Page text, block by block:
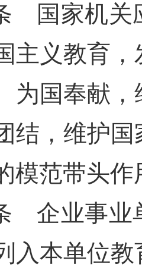
国家机关
主义教育
为国奉献
结，维护
模范带头作
企业事业
入本单位